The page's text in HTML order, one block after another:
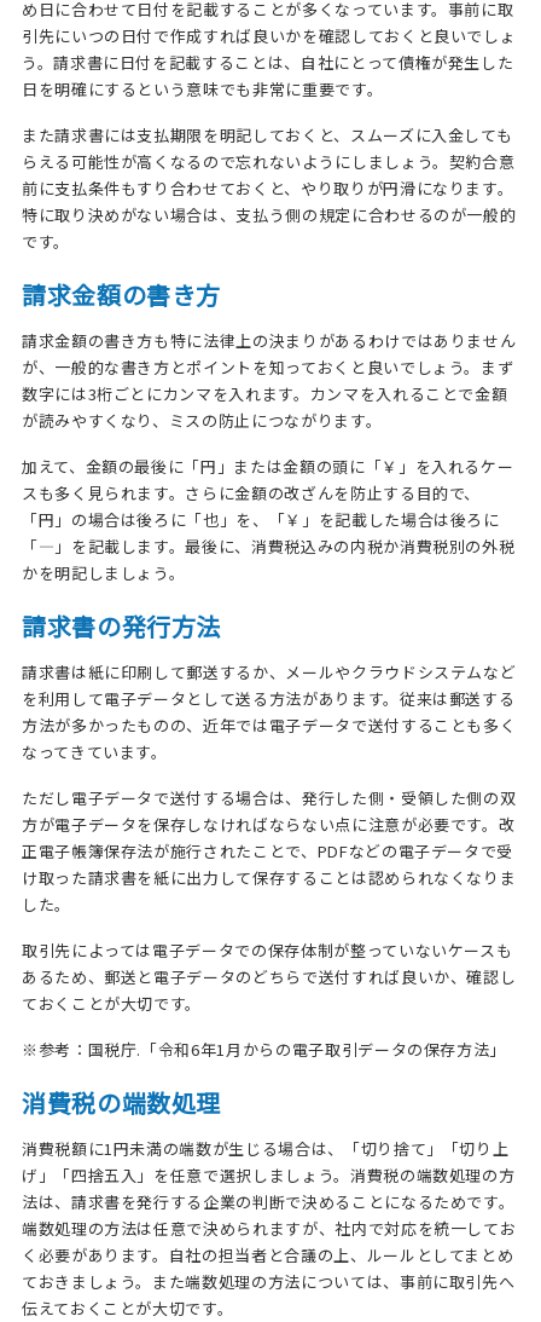
め日に合わせて日付を記載することが多くなっています。事前に取
引先にいつの日付で作成すれば良いかを確認しておくと良いでしょ
う。請求書に日付を記載することは、自社にとって債権が発生した
日を明確にするという意味でも非常に重要です。
また請求書には支払期限を明記しておくと、スムーズに入金しても
らえる可能性が高くなるので忘れないようにしましょう。契約合意
前に支払条件もすり合わせておくと、やり取りが円滑になります。
特に取り決めがない場合は、支払う側の規定に合わせるのが一般的
です。
請求金額の書き方
請求金額の書き方も特に法律上の決まりがあるわけではありません
が、一般的な書き方とポイントを知っておくと良いでしょう。まず
数字には3桁ごとにカンマを入れます。カンマを入れることで金額
が読みやすくなり、ミスの防止につながります。
加えて、金額の最後に「円」または金額の頭に「￥」を入れるケー
スも多く見られます。さらに金額の改ざんを防止する目的で、
「円」の場合は後ろに「也」を、「￥」を記載した場合は後ろに
「―」を記載します。最後に、消費税込みの内税か消費税別の外税
かを明記しましょう。
請求書の発行方法
請求書は紙に印刷して郵送するか、メールやクラウドシステムなど
を利用して電子データとして送る方法があります。従来は郵送する
方法が多かったものの、近年では電子データで送付することも多く
なってきています。
ただし電子データで送付する場合は、発行した側・受領した側の双
方が電子データを保存しなければならない点に注意が必要です。改
正電子帳簿保存法が施行されたことで、PDFなどの電子データで受
け取った請求書を紙に出力して保存することは認められなくなりま
した。
取引先によっては電子データでの保存体制が整っていないケースも
あるため、郵送と電子データのどちらで送付すれば良いか、確認し
ておくことが大切です。
※参考： 国税庁.「令和6年1月からの電子取引データの保存方法」
消費税の端数処理
消費税額に1円未満の端数が生じる場合は、「切り捨て」「切り上
げ」「四捨五入」を任意で選択しましょう。消費税の端数処理の方
法は、請求書を発行する企業の判断で決めることになるためです。
端数処理の方法は任意で決められますが、社内で対応を統一してお
く必要があります。自社の担当者と合議の上、ルールとしてまとめ
ておきましょう。また端数処理の方法については、事前に取引先へ
伝えておくことが大切です。